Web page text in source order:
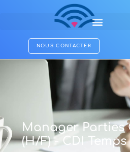
NOUS CONTACTER
Manager Parties
(H/F) - CDI